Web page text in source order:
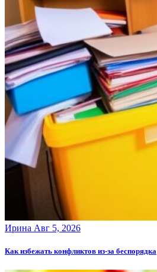
Ирина Авг 5, 2026
Как избежать конфликтов из-за беспорядка